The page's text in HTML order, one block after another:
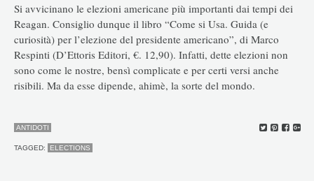
Si avvicinano le elezioni americane più importanti dai tempi dei
Reagan. Consiglio dunque il libro “Come si Usa. Guida (e
curiosità) per l’elezione del presidente americano”, di Marco
Respinti (D’Ettoris Editori, €. 12,90). Infatti, dette elezioni non
sono come le nostre, bensì complicate e per certi versi anche
risibili. Ma da esse dipende, ahimè, la sorte del mondo.
ANTIDOTI
TAGGED: ELECTIONS